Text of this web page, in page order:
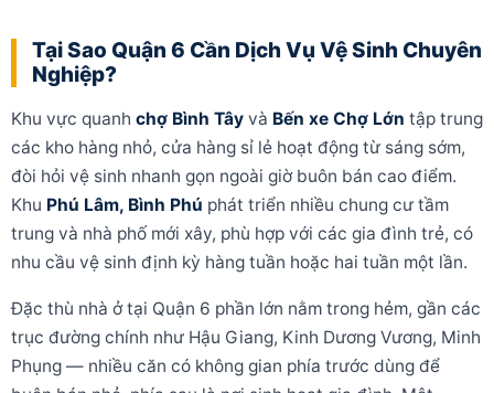
Tại Sao Quận 6 Cần Dịch Vụ Vệ Sinh Chuyên
Nghiệp?
Khu vực quanh chợ Bình Tây và Bến xe Chợ Lớn tập trung
các kho hàng nhỏ, cửa hàng sỉ lẻ hoạt động từ sáng sớm,
đòi hỏi vệ sinh nhanh gọn ngoài giờ buôn bán cao điểm.
Khu Phú Lâm, Bình Phú phát triển nhiều chung cư tầm
trung và nhà phố mới xây, phù hợp với các gia đình trẻ, có
nhu cầu vệ sinh định kỳ hàng tuần hoặc hai tuần một lần.
Đặc thù nhà ở tại Quận 6 phần lớn nằm trong hẻm, gần các
trục đường chính như Hậu Giang, Kinh Dương Vương, Minh
Phụng — nhiều căn có không gian phía trước dùng để